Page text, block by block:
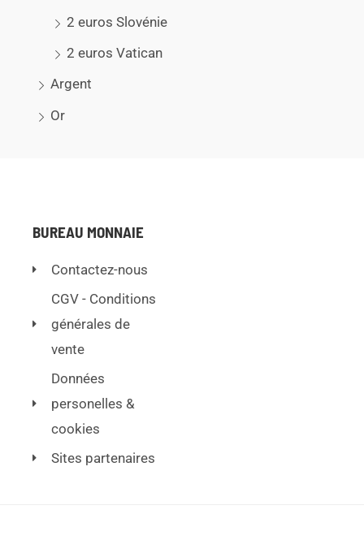
2 euros Slovénie
2 euros Vatican
Argent
Or
BUREAU MONNAIE
Contactez-nous
CGV - Conditions
générales de
vente
Données
personelles &
cookies
Sites partenaires